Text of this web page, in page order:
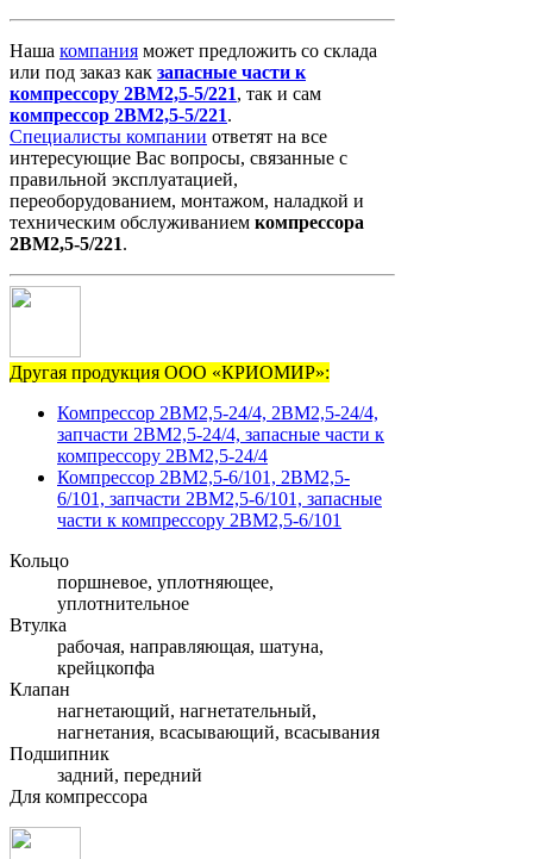
Наша компания может предложить со склада
или под заказ как запасные части к
компрессору 2ВМ2,5-5/221, так и сам
компрессор 2ВМ2,5-5/221.
Специалисты компании ответят на все
интересующие Вас вопросы, связанные с
правильной эксплуатацией,
переоборудованием, монтажом, наладкой и
техническим обслуживанием компрессора
2ВМ2,5-5/221.
Другая продукция ООО «КРИОМИР»:
Компрессор 2ВМ2,5-24/4, 2ВМ2,5-24/4,
запчасти 2ВМ2,5-24/4, запасные части к
компрессору 2ВМ2,5-24/4
Компрессор 2ВМ2,5-6/101, 2ВМ2,5-
6/101, запчасти 2ВМ2,5-6/101, запасные
части к компрессору 2ВМ2,5-6/101
Кольцо
поршневое, уплотняющее,
уплотнительное
Втулка
рабочая, направляющая, шатуна,
крейцкопфа
Клапан
нагнетающий, нагнетательный,
нагнетания, всасывающий, всасывания
Подшипник
задний, передний
Для компрессора